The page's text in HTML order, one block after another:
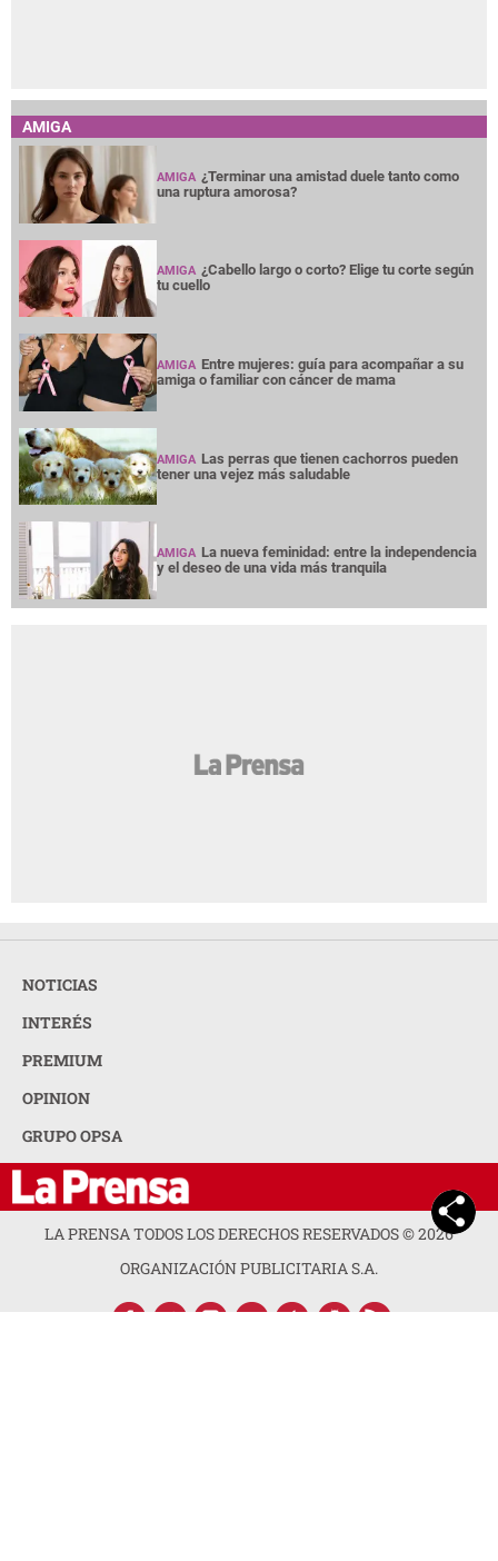
AMIGA
AMIGA ¿Terminar una amistad duele tanto como
una ruptura amorosa?
AMIGA ¿Cabello largo o corto? Elige tu corte según
tu cuello
AMIGA Entre mujeres: guía para acompañar a su
amiga o familiar con cáncer de mama
AMIGA Las perras que tienen cachorros pueden
tener una vejez más saludable
AMIGA La nueva feminidad: entre la independencia
y el deseo de una vida más tranquila
NOTICIAS
INTERÉS
PREMIUM
OPINION
GRUPO OPSA
LA PRENSA TODOS LOS DERECHOS RESERVADOS ©2026
ORGANIZACIÓN PUBLICITARIA S.A.